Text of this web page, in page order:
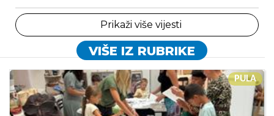
Prikaži više vijesti
VIŠE IZ RUBRIKE
PULA